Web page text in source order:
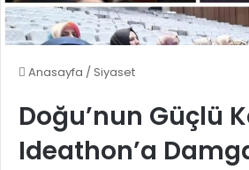
Anasayfa /Siyaset
Doğu’nun Güçlü
Ideathon’a